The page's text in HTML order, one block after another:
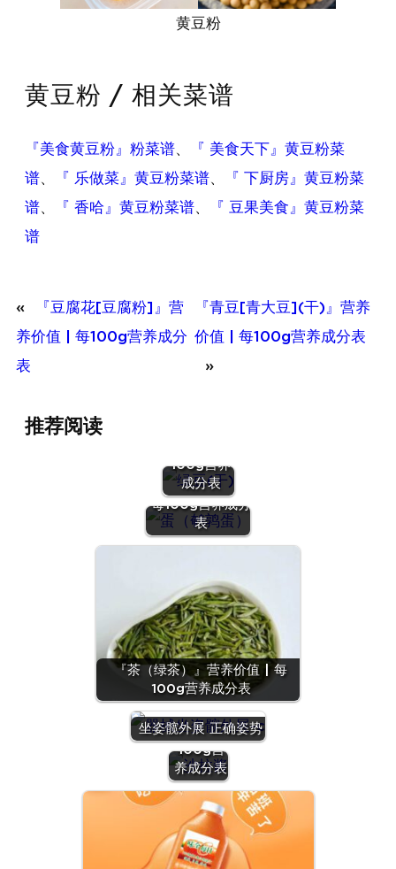
黄豆粉
黄豆粉 / 相关菜谱
『美食黄豆粉』粉菜谱、
『 美食天下』黄豆粉菜
谱、 『 乐做菜』黄豆粉菜谱、
『 下厨房』黄豆粉菜
谱、 『 香哈』黄豆粉菜谱、
『 豆果美食』黄豆粉菜
谱
«
『豆腐花[豆腐粉]』营
养价值 | 每100g营养成分
表
『青豆[青大豆](干)』营养
价值 | 每100g营养成分表
»
推荐阅读
100g营养
成分表
『蛋（鹌鹑
蛋）』营养价值 |
每100g营养成分
表
『茶（绿茶）』营养价值 | 每
100g营养成分表
坐姿髋外展 正确姿势
『沙拉
酱』营养
价值 | 每
100g营
养成分表
『羊